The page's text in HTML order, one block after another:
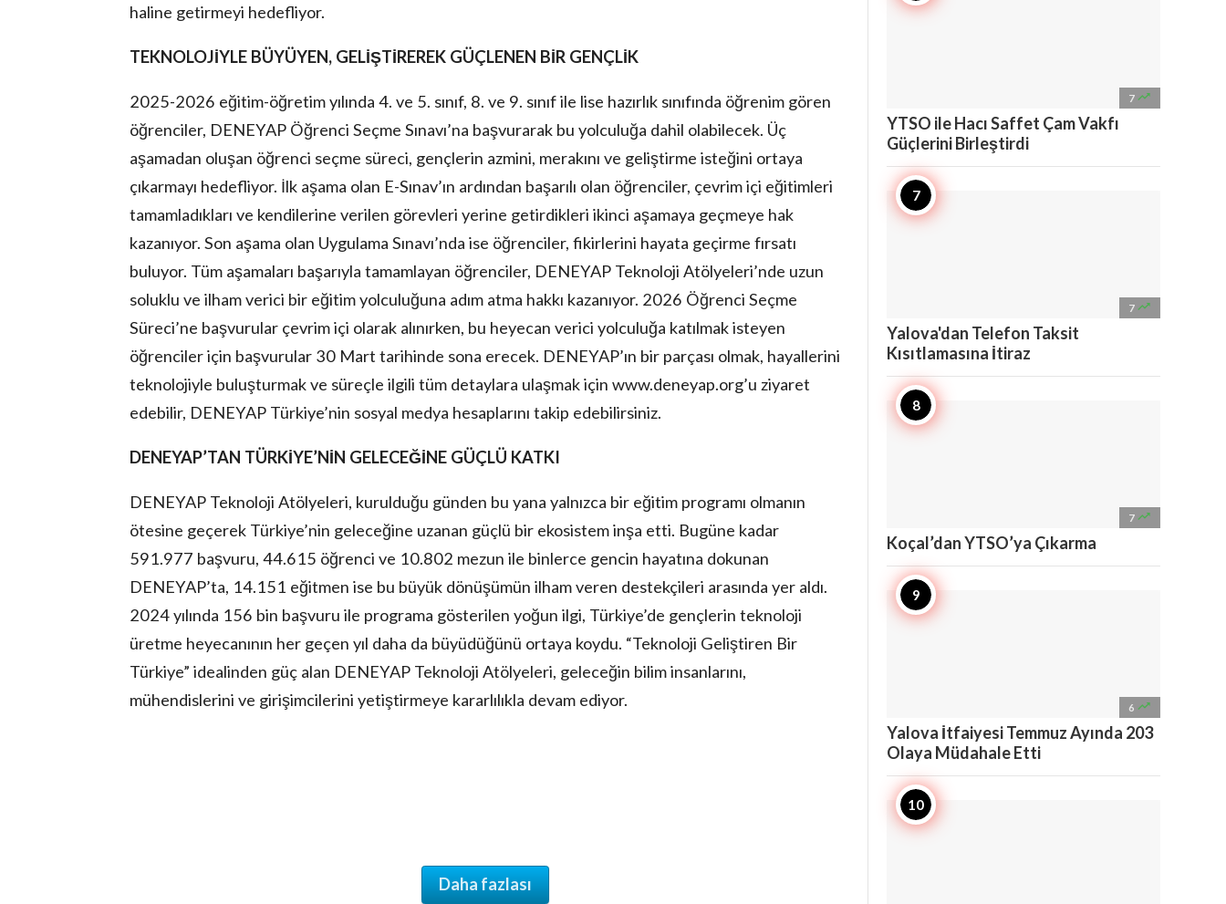
haline getirmeyi hedefliyor.
TEKNOLOJİYLE BÜYÜYEN, GELİŞTİREREK GÜÇLENEN BİR GENÇLİK
2025-2026 eğitim-öğretim yılında 4. ve 5. sınıf, 8. ve 9. sınıf ile lise hazırlık sınıfında öğrenim gören
öğrenciler, DENEYAP Öğrenci Seçme Sınavı’na başvurarak bu yolculuğa dahil olabilecek. Üç
aşamadan oluşan öğrenci seçme süreci, gençlerin azmini, merakını ve geliştirme isteğini ortaya
çıkarmayı hedefliyor. İlk aşama olan E-Sınav’ın ardından başarılı olan öğrenciler, çevrim içi eğitimleri
tamamladıkları ve kendilerine verilen görevleri yerine getirdikleri ikinci aşamaya geçmeye hak
kazanıyor. Son aşama olan Uygulama Sınavı’nda ise öğrenciler, fikirlerini hayata geçirme fırsatı
buluyor. Tüm aşamaları başarıyla tamamlayan öğrenciler, DENEYAP Teknoloji Atölyeleri’nde uzun
soluklu ve ilham verici bir eğitim yolculuğuna adım atma hakkı kazanıyor. 2026 Öğrenci Seçme
Süreci’ne başvurular çevrim içi olarak alınırken, bu heyecan verici yolculuğa katılmak isteyen
öğrenciler için başvurular 30 Mart tarihinde sona erecek. DENEYAP’ın bir parçası olmak, hayallerini
teknolojiyle buluşturmak ve süreçle ilgili tüm detaylara ulaşmak için www.deneyap.org’u ziyaret
edebilir, DENEYAP Türkiye’nin sosyal medya hesaplarını takip edebilirsiniz.
DENEYAP’TAN TÜRKİYE’NİN GELECEĞİNE GÜÇLÜ KATKI
DENEYAP Teknoloji Atölyeleri, kurulduğu günden bu yana yalnızca bir eğitim programı olmanın
ötesine geçerek Türkiye’nin geleceğine uzanan güçlü bir ekosistem inşa etti. Bugüne kadar
591.977 başvuru, 44.615 öğrenci ve 10.802 mezun ile binlerce gencin hayatına dokunan
DENEYAP’ta, 14.151 eğitmen ise bu büyük dönüşümün ilham veren destekçileri arasında yer aldı.
2024 yılında 156 bin başvuru ile programa gösterilen yoğun ilgi, Türkiye’de gençlerin teknoloji
üretme heyecanının her geçen yıl daha da büyüdüğünü ortaya koydu. “Teknoloji Geliştiren Bir
Türkiye” idealinden güç alan DENEYAP Teknoloji Atölyeleri, geleceğin bilim insanlarını,
mühendislerini ve girişimcilerini yetiştirmeye kararlılıkla devam ediyor.
Daha fazlası
7 
YTSO ile Hacı Saffet Çam Vakfı
Güçlerini Birleştirdi
7 
Yalova'dan Telefon Taksit
Kısıtlamasına İtiraz
7 
Koçal’dan YTSO’ya Çıkarma
6 
Yalova İtfaiyesi Temmuz Ayında 203
Olaya Müdahale Etti